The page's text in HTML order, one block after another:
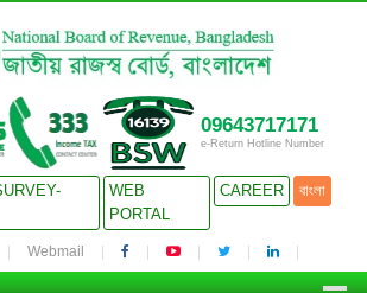
09643717171
e-Return Hotline Number
WEB
PORTAL
CAREER বাংলা
Webmail